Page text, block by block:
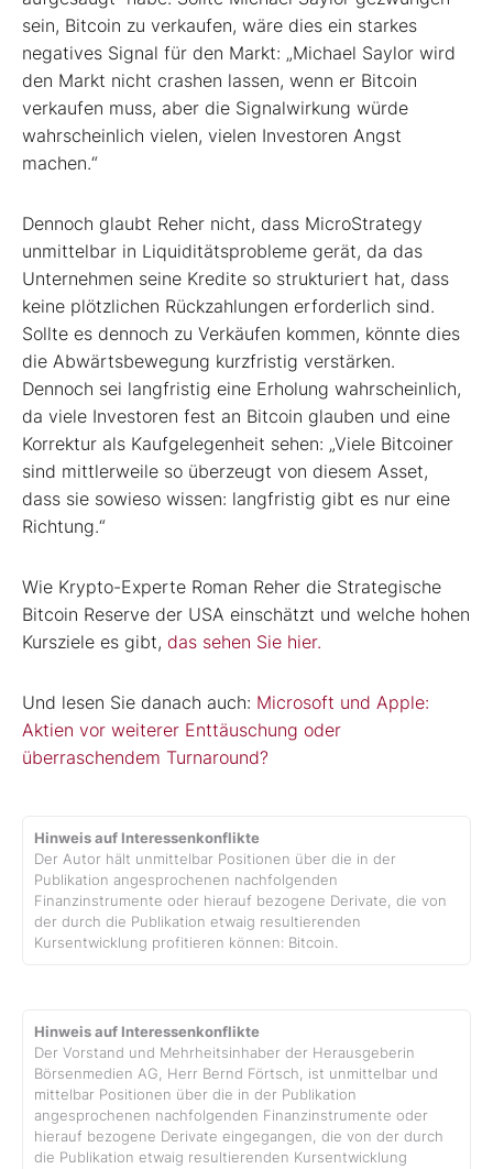
sein, Bitcoin zu verkaufen, wäre dies ein starkes
negatives Signal für den Markt: „Michael Saylor wird
den Markt nicht crashen lassen, wenn er Bitcoin
verkaufen muss, aber die Signalwirkung würde
wahrscheinlich vielen, vielen Investoren Angst
machen.“
Dennoch glaubt Reher nicht, dass MicroStrategy
unmittelbar in Liquiditätsprobleme gerät, da das
Unternehmen seine Kredite so strukturiert hat, dass
keine plötzlichen Rückzahlungen erforderlich sind.
Sollte es dennoch zu Verkäufen kommen, könnte dies
die Abwärtsbewegung kurzfristig verstärken.
Dennoch sei langfristig eine Erholung wahrscheinlich,
da viele Investoren fest an Bitcoin glauben und eine
Korrektur als Kaufgelegenheit sehen: „Viele Bitcoiner
sind mittlerweile so überzeugt von diesem Asset,
dass sie sowieso wissen: langfristig gibt es nur eine
Richtung.“
Wie Krypto-Experte Roman Reher die Strategische
Bitcoin Reserve der USA einschätzt und welche hohen
Kursziele es gibt, das sehen Sie hier.
Und lesen Sie danach auch: Microsoft und Apple:
Aktien vor weiterer Enttäuschung oder
überraschendem Turnaround?
Hinweis auf Interessenkonflikte
Der Autor hält unmittelbar Positionen über die in der
Publikation angesprochenen nachfolgenden
Finanzinstrumente oder hierauf bezogene Derivate, die von
der durch die Publikation etwaig resultierenden
Kursentwicklung profitieren können: Bitcoin.
Hinweis auf Interessenkonflikte
Der Vorstand und Mehrheitsinhaber der Herausgeberin
Börsenmedien AG, Herr Bernd Förtsch, ist unmittelbar und
mittelbar Positionen über die in der Publikation
angesprochenen nachfolgenden Finanzinstrumente oder
hierauf bezogene Derivate eingegangen, die von der durch
die Publikation etwaig resultierenden Kursentwicklung